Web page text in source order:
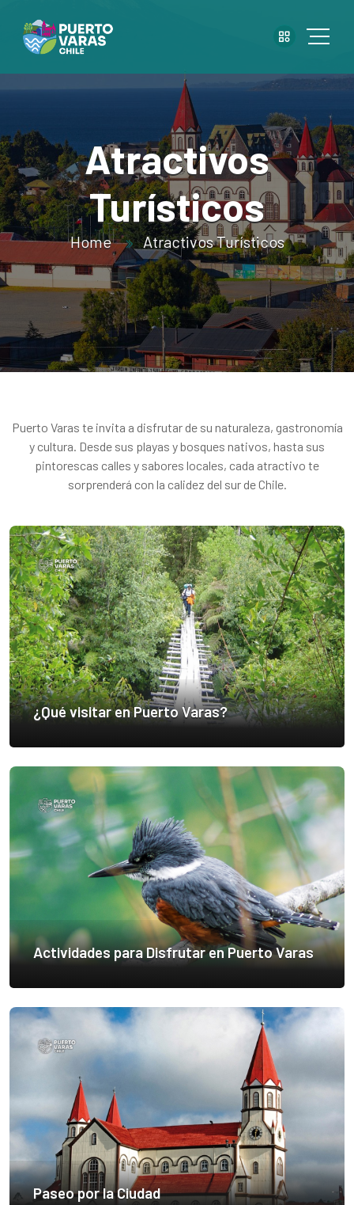
Atractivos
Turísticos
Home Atractivos Turísticos
Puerto Varas te invita a disfrutar de su naturaleza, gastronomía
y cultura. Desde sus playas y bosques nativos, hasta sus
pintorescas calles y sabores locales, cada atractivo te
sorprenderá con la calidez del sur de Chile.
¿Qué visitar en Puerto Varas?
Actividades para Disfrutar en Puerto Varas
Paseo por la Ciudad